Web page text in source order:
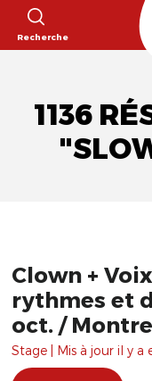
Recherche
1136
Clown +
rythmes et
oct. /
Stage | Mis à jour il y a